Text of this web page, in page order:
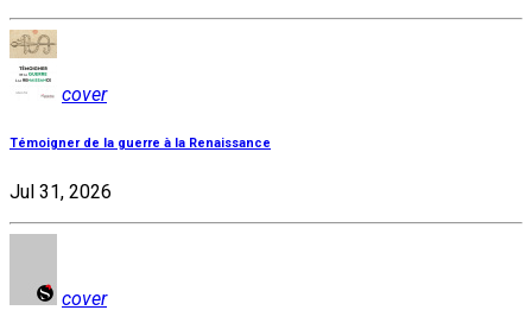
cover
Témoigner de la guerre à la Renaissance
Jul 31, 2026
cover